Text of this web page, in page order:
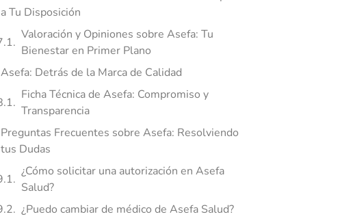
a Tu Disposición
Valoración y Opiniones sobre Asefa: Tu
Bienestar en Primer Plano
Asefa: Detrás de la Marca de Calidad
Ficha Técnica de Asefa: Compromiso y
Transparencia
Preguntas Frecuentes sobre Asefa: Resolviendo
tus Dudas
¿Cómo solicitar una autorización en Asefa
Salud?
¿Puedo cambiar de médico de Asefa Salud?